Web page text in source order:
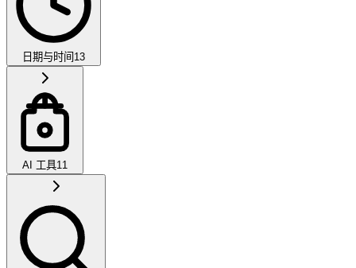
日期与时间 13
AI 工具11